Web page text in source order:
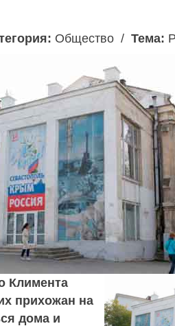
Общество / Тема:
Климента
прихожан на
дома и